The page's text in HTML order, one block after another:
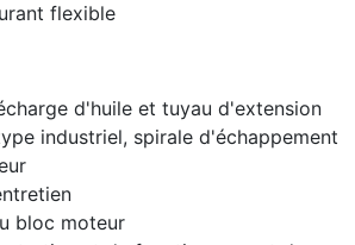
flexible
d'huile et tuyau d'extension
industriel, spirale d'échappement
bloc moteur